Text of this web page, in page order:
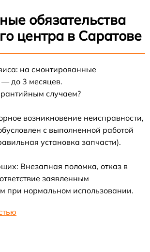
обязательства
центра в Саратове
на смонтированные
до 3 месяцев.
случаем?
возникновение неисправности,
с выполненной работой
установка запчасти).
Внезапная поломка, отказ в
заявленным
при нормальном использовании.